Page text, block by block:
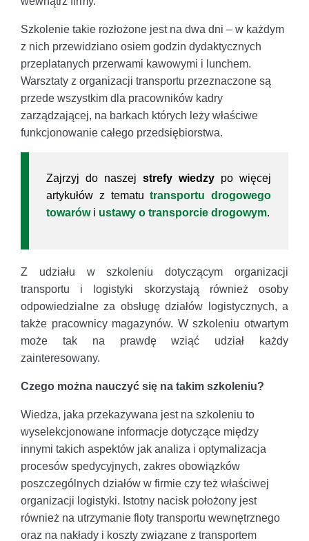
Szkolenie takie rozłożone jest na dwa dni – w każdym
z nich przewidziano osiem godzin dydaktycznych
przeplatanych przerwami kawowymi i lunchem.
Warsztaty z organizacji transportu przeznaczone są
przede wszystkim dla pracowników kadry
zarządzającej, na barkach których leży właściwe
funkcjonowanie całego przedsiębiorstwa.
Zajrzyj do naszej strefy wiedzy po więcej
artykułów z tematutransportu drogowego
towarówi ustawy o transporcie drogowym.
Z udziału w szkoleniu dotyczącym organizacji
transportu i logistyki skorzystają również osoby
odpowiedzialne za obsługę działów logistycznych, a
także pracownicy magazynów. W szkoleniu otwartym
może tak na prawdę wziąć udział każdy
zainteresowany.
Czego można nauczyć się na takim szkoleniu?
Wiedza, jaka przekazywana jest na szkoleniu to
wyselekcjonowane informacje dotyczące między
innymi takich aspektów jak analiza i optymalizacja
procesów spedycyjnych, zakres obowiązków
poszczególnych działów w firmie czy też właściwej
organizacji logistyki. Istotny nacisk położony jest
również na utrzymanie floty transportu wewnętrznego
oraz na nakłady i koszty związane z transportem